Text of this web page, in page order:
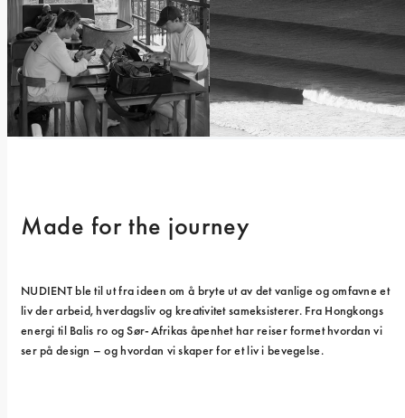
Made for the journey
NUDIENT ble til ut fra ideen om å bryte ut av det vanlige og omfavne et
liv der arbeid, hverdagsliv og kreativitet sameksisterer. Fra Hongkongs
energi til Balis ro og Sør-Afrikas åpenhet har reiser formet hvordan vi
ser på design – og hvordan vi skaper for et liv i bevegelse.